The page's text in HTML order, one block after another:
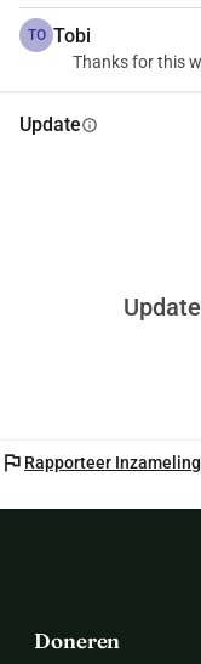
TO Tobi
Thanks for this
Updateinfo
flag Rapporteer
Doneren